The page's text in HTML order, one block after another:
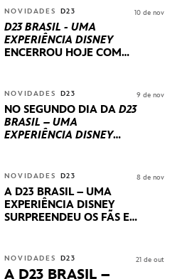
NOVIDADES D23
D23 BRASIL - UMA
EXPERIÊNCIA DISNEY
ENCERROU HOJE COM
INTERNACIONAIS E
PRODUÇÕES BRASILEIRAS
10 de nov
NOVIDADES D23
NO SEGUNDO DIA DA D23
BRASIL – UMA
EXPERIÊNCIA DISNEY
STUDIOS REVELARAM
PRÉVIAS E NOVIDADES
DOS SEUS PRÓXIMOS
LANÇAMENTOS
9 de nov
NOVIDADES D23
A D23 BRASIL – UMA
EXPERIÊNCIA DISNEY
SURPREENDEU OS FÃS EM
APRESENTAÇÕES E
PRODUTOS EXCLUSIVOS
8 de nov
NOVIDADES D23
A D23 BRASIL –
21 de out